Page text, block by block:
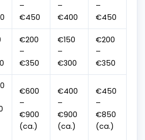
–
€450
–
€400
–
€450
€200
–
€350
€150
–
€300
€200
–
€350
€600
–
€900
(ca.)
€400
–
€900
(ca.)
€450
–
€850
(ca.)